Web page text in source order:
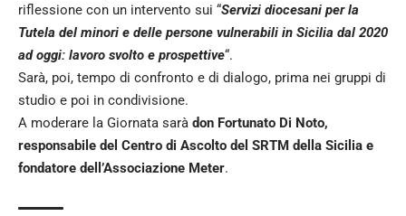
riflessione con un intervento sui “Servizi diocesani per la
Tutela del minori e delle persone vulnerabili in Sicilia dal 2020
ad oggi: lavoro svolto e prospettive“.
Sarà, poi, tempo di confronto e di dialogo, prima nei gruppi di
studio e poi in condivisione.
A moderare la Giornata sarà don Fortunato Di Noto,
responsabile del Centro di Ascolto del SRTM della Sicilia e
fondatore dell’Associazione Meter.